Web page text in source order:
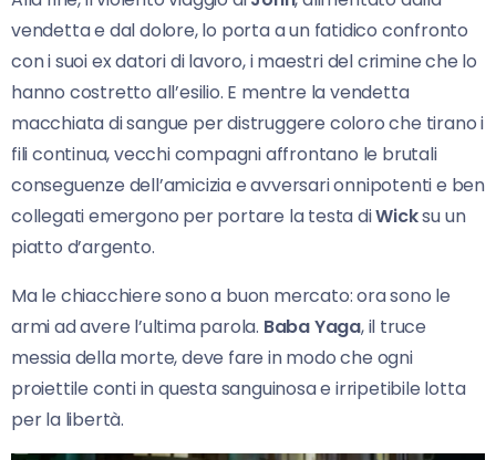
vendetta e dal dolore, lo porta a un fatidico confronto
con i suoi ex datori di lavoro, i maestri del crimine che lo
hanno costretto all’esilio. E mentre la vendetta
macchiata di sangue per distruggere coloro che tirano i
fili continua, vecchi compagni affrontano le brutali
conseguenze dell’amicizia e avversari onnipotenti e ben
collegati emergono per portare la testa diWicksu un
piatto d’argento.
Ma le chiacchiere sono a buon mercato: ora sono le
armi ad avere l’ultima parola. Baba Yaga, il truce
messia della morte, deve fare in modo che ogni
proiettile conti in questa sanguinosa e irripetibile lotta
per la libertà.